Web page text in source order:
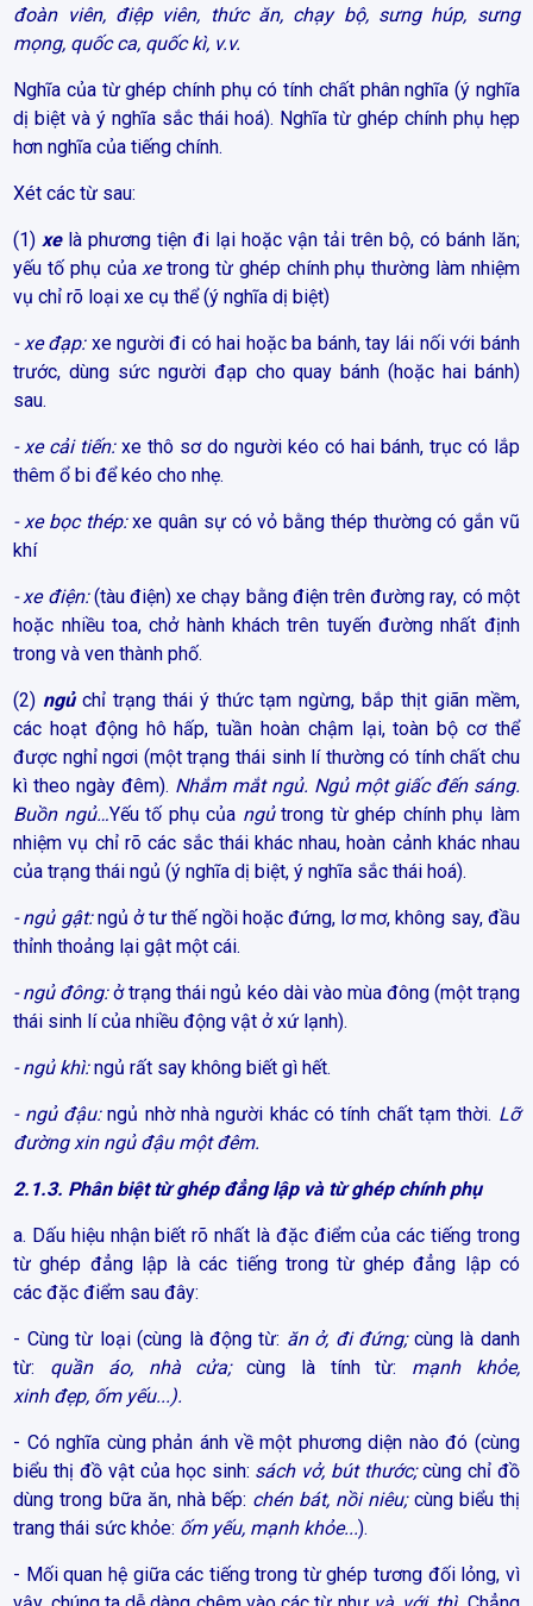
đoàn viên, điệp viên, thức ăn, chạy bộ, sưng húp, sưng
mọng, quốc ca, quốc kì, v.v.
Nghĩa của từ ghép chính phụ có tính chất phân nghĩa (ý nghĩa
dị biệt và ý nghĩa sắc thái hoá). Nghĩa từ ghép chính phụ hẹp
hơn nghĩa của tiếng chính.
Xét các từ sau:
(1) xelà phương tiện đi lại hoặc vận tải trên bộ, có bánh lăn;
yếu tố phụ của xetrong từ ghép chính phụ thường làm nhiệm
vụ chỉ rõ loại xe cụ thể (ý nghĩa dị biệt)
- xe đạp: xe người đi có hai hoặc ba bánh, tay lái nối với bánh
trước, dùng sức người đạp cho quay bánh (hoặc hai bánh)
sau.
- xe cải tiến:xe thô sơ do người kéo có hai bánh, trục có lắp
thêm ổ bi để kéo cho nhẹ.
- xe bọc thép:xe quân sự có vỏ bằng thép thường có gắn vũ
khí
- xe điện:(tàu điện) xe chạy bằng điện trên đường ray, có một
hoặc nhiều toa, chở hành khách trên tuyến đường nhất định
trong và ven thành phố.
(2) ngủchỉ trạng thái ý thức tạm ngừng, bắp thịt giãn mềm,
các hoạt động hô hấp, tuần hoàn chậm lại, toàn bộ cơ thể
được nghỉ ngơi (một trạng thái sinh lí thường có tính chất chu
kì theo ngày đêm). Nhắm mắt ngủ. Ngủ một giấc đến sáng.
Buồn ngủ…Yếu tố phụ của ngủtrong từ ghép chính phụ làm
nhiệm vụ chỉ rõ các sắc thái khác nhau, hoàn cảnh khác nhau
của trạng thái ngủ (ý nghĩa dị biệt, ý nghĩa sắc thái hoá).
- ngủ gật:ngủ ở tư thế ngồi hoặc đứng, lơ mơ, không say, đầu
thỉnh thoảng lại gật một cái.
- ngủ đông:ở trạng thái ngủ kéo dài vào mùa đông (một trạng
thái sinh lí của nhiều động vật ở xứ lạnh).
- ngủ khì:ngủ rất say không biết gì hết.
- ngủ đậu:ngủ nhờ nhà người khác có tính chất tạm thời. Lỡ
đường xin ngủ đậu một đêm.
2.1.3. Phân biệt từ ghép đẳng lập và từ ghép chính phụ
a. Dấu hiệu nhận biết rõ nhất là đặc điểm của các tiếng trong
từ ghép đẳng lập là các tiếng trong từ ghép đẳng lập có
các đặc điểm sau đây:
- Cùng từ loại (cùng là động từ: ăn ở, đi đứng; cùng là danh
từ: quần áo, nhà cửa; cùng là tính từ: mạnh khỏe,
xinh đẹp, ốm yếu...).
- Có nghĩa cùng phản ánh về một phương diện nào đó (cùng
biểu thị đồ vật của học sinh: sách vở, bút thước;cùng chỉ đồ
dùng trong bữa ăn, nhà bếp: chén bát, nồi niêu; cùng biểu thị
trang thái sức khỏe: ốm yếu, mạnh khỏe...).
- Mối quan hệ giữa các tiếng trong từ ghép tương đối lỏng, vì